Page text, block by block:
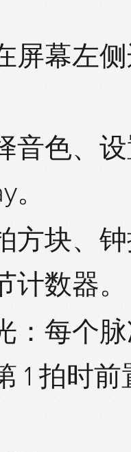
屏幕左
音色、
方块、
数器。
： 每个
1 拍时